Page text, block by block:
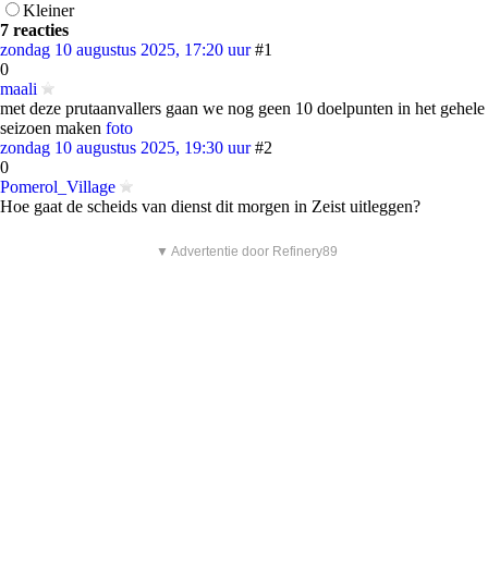
Kleiner
7 reacties
zondag 10 augustus 2025, 17:20 uur #1
0
maali
met deze prutaanvallers gaan we nog geen 10 doelpunten in het gehele
seizoen maken foto
zondag 10 augustus 2025, 19:30 uur #2
0
Pomerol_Village
Hoe gaat de scheids van dienst dit morgen in Zeist uitleggen?
▼ Advertentie door Refinery89